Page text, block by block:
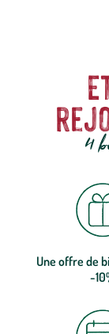
4
Une offre de
-